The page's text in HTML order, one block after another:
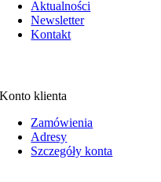
Aktualności
Newsletter
Kontakt
Konto klienta
Zamówienia
Adresy
Szczegóły konta